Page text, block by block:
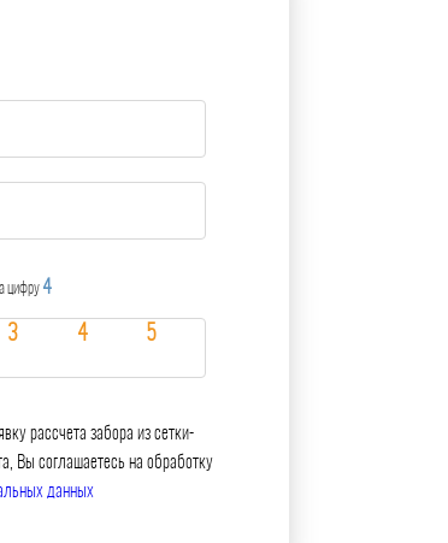
цифру 4
рассчета забора из сетки-
Вы соглашаетесь на обработку
данных